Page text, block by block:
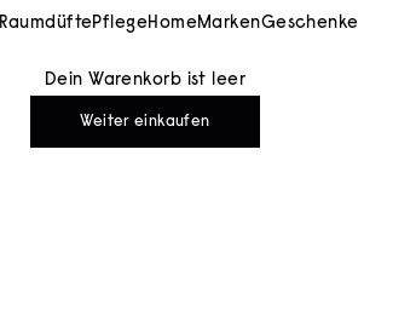
RaumdüftePflegeHomeMarkenGeschenke
Dein Warenkorb ist leer
Weiter einkaufen